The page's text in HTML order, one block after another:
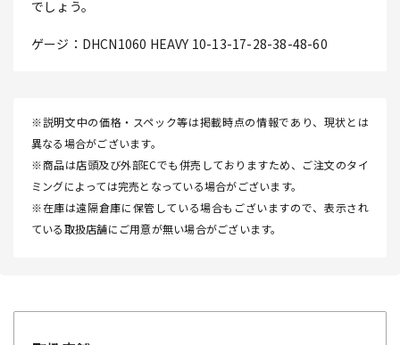
でしょう。
ゲージ：DHCN1060 HEAVY 10-13-17-28-38-48-60
※説明文中の価格・スペック等は掲載時点の情報であり、現状とは
異なる場合がございます。
※商品は店頭及び外部ECでも併売しておりますため、ご注文のタイ
ミングによっては完売となっている場合がございます。
※在庫は遠隔倉庫に保管している場合もございますので、表示され
ている取扱店舗にご用意が無い場合がございます。